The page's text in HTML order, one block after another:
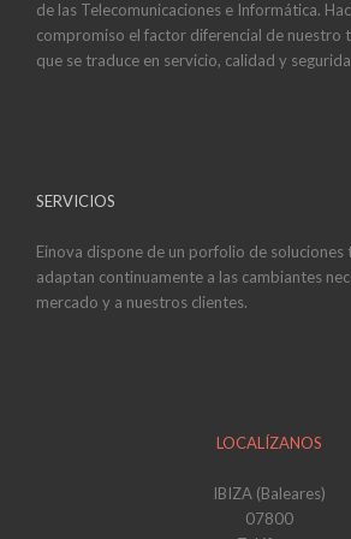
de las Telecomunicaciones e Informática.
compromiso el factor diferencial de nuestro
que se traduce en servicio, calidad y
SERVICIOS
Einova dispone de un porfolio de soluciones
adaptan continuamente a las cambiantes
mercado y a nuestros clientes.
LOCALÍZANOS
IBIZA (Baleares)
07800